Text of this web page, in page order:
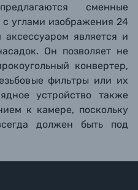
сменные
с углами изображения 24
является и
Он позволяет не
конвертер,
фильтры или их
устройство также
к камере, поскольку
должен быть под